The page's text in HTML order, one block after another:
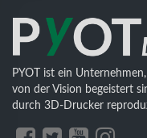
PYOT ist ein
von der Vision begeistert
durch 3D-Drucker